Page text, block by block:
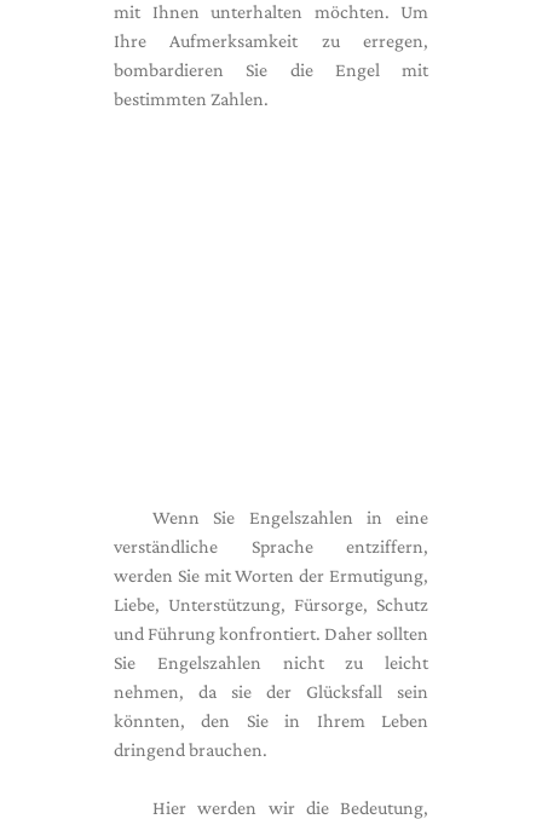
mit Ihnen unterhalten möchten. Um
Ihre Aufmerksamkeit zu erregen,
bombardieren Sie die Engel mit
bestimmten Zahlen.
Wenn Sie Engelszahlen in eine
verständliche Sprache entziffern,
werden Sie mit Worten der Ermutigung,
Liebe, Unterstützung, Fürsorge, Schutz
und Führung konfrontiert. Daher sollten
Sie Engelszahlen nicht zu leicht
nehmen, da sie der Glücksfall sein
könnten, den Sie in Ihrem Leben
dringend brauchen.
Hier werden wir die Bedeutung,